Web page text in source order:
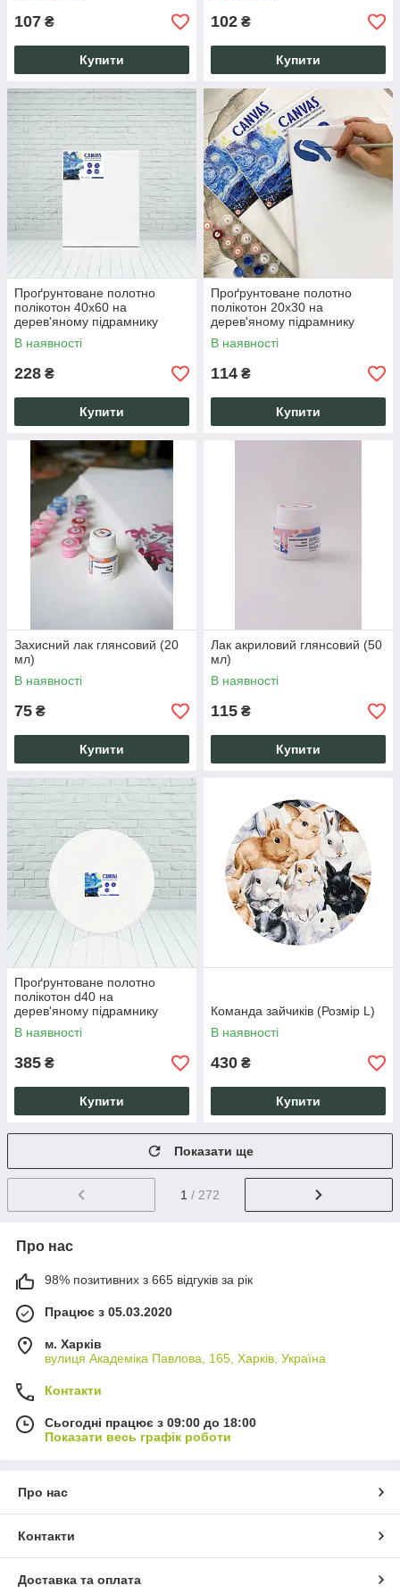
107 ₴
Купити
102 ₴
Купити
Проґрунтоване полотно
полікотон 40х60 на
дерев'яному підрамнику
ручної роботи
В наявності
228 ₴
Купити
Проґрунтоване полотно
полікотон 20х30 на
дерев'яному підрамнику
ручної роботи
В наявності
114 ₴
Купити
Захисний лак глянсовий (20
мл)
В наявності
75 ₴
Купити
Лак акриловий глянсовий (50
мл)
В наявності
115 ₴
Купити
Проґрунтоване полотно
полікотон d40 на
дерев'яному підрамнику
ручної роботи
В наявності
385 ₴
Купити
Команда зайчиків (Розмір L)
В наявності
430 ₴
Купити
Показати ще
1 / 272
Про нас
98% позитивних з 665 відгуків за рік
Працює з 05.03.2020
м. Харків
вулиця Академіка Павлова, 165, Харків, Україна
Контакти
Сьогодні працює з 09:00 до 18:00
Показати весь графік роботи
Про нас
Контакти
Доставка та оплата